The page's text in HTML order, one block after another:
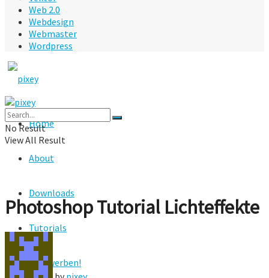
Web 2.0
Webdesign
Webmaster
Wordpress
Home
About
Downloads
Tutorials
Hier werben!
No Result
View All Result
Photoshop Tutorial Lichteffekte